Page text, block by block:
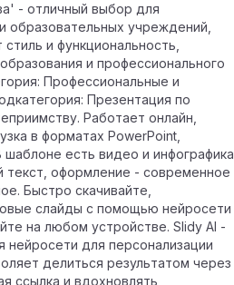
туризма и
обеспечивает соблюдение
и безопасности услуг,
туристов и
охватывает лицензирование,
защиту прав
разрешение споров, что
развитию
- отличный выбор для
образовательных учреждений,
и функциональность,
и профессионального
Профессиональные и
Презентация по
Работает онлайн,
в форматах PowerPoint,
шаблоне есть видео и инфографика
текст, оформление - современное
Быстро скачивайте,
слайды с помощью нейросети
на любом устройстве. Slidy AI -
нейросети для персонализации
делиться результатом через
ссылка и вдохновлять